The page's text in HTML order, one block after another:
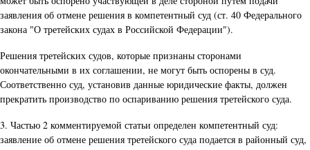
заявления об отмене решения в компетентный суд (ст. 40 Федерального
закона "О третейских судах в Российской Федерации").
Решения третейских судов, которые признаны сторонами
окончательными в их соглашении, не могут быть оспорены в суд.
Соответственно суд, установив данные юридические факты, должен
прекратить производство по оспариванию решения третейского суда.
3. Частью 2 комментируемой статьи определен компетентный суд:
заявление об отмене решения третейского суда подается в районный суд,